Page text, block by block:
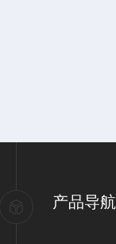
产品导航